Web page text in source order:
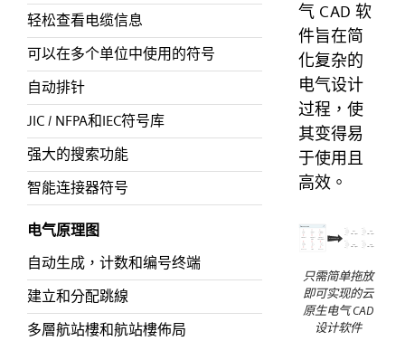
轻松查看电缆信息
可以在多个单位中使用的符号
自动排针
JIC / NFPA和IEC符号库
强大的搜索功能
智能连接器符号
电气原理图
自动生成，计数和编号终端
建立和分配跳線
多層航站樓和航站樓佈局
气 CAD 软
件旨在简
化复杂的
电气设计
过程，使
其变得易
于使用且
高效。
只需简单拖放
即可实现的云
原生电气 CAD
设计软件